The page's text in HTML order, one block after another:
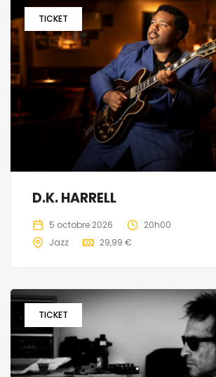
TICKET
D.K. HARRELL
5 octobre 2026
20h00
Jazz
29,99 €
TICKET